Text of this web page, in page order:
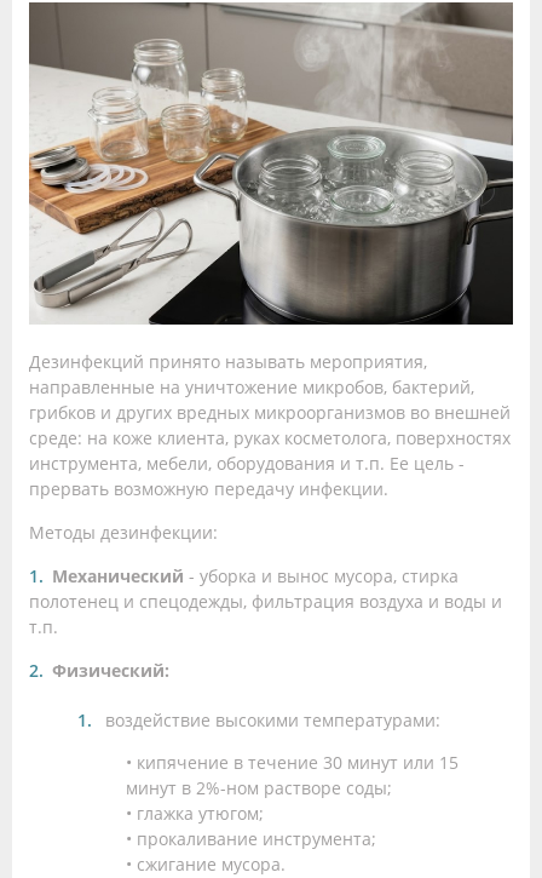
Дезинфекций принято называть мероприятия,
направленные на уничтожение микробов, бактерий,
грибков и других вредных микроорганизмов во внешней
среде: на коже клиента, руках косметолога, поверхностях
инструмента, мебели, оборудования и т.п. Ее цель -
прервать возможную передачу инфекции.
Методы дезинфекции:
Механический - уборка и вынос мусора, стирка
полотенец и спецодежды, фильтрация воздуха и воды и
т.п.
Физический:
воздействие высокими температурами:
• кипячение в течение 30 минут или 15
минут в 2%-ном растворе соды;
• глажка утюгом;
• прокаливание инструмента;
• сжигание мусора.